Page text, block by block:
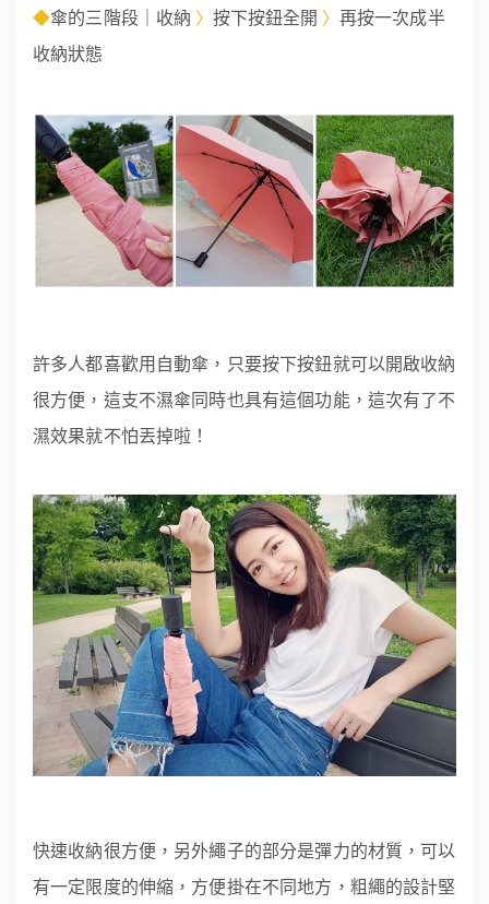
◆傘的三階段｜收納 〉 按下按鈕全開 〉 再按一次成半
收納狀態
許多人都喜歡用自動傘，只要按下按鈕就可以開啟收納
很方便，這支不濕傘同時也具有這個功能，這次有了不
濕效果就不怕丟掉啦！
快速收納很方便，另外繩子的部分是彈力的材質，可以
有一定限度的伸縮，方便掛在不同地方，粗繩的設計堅